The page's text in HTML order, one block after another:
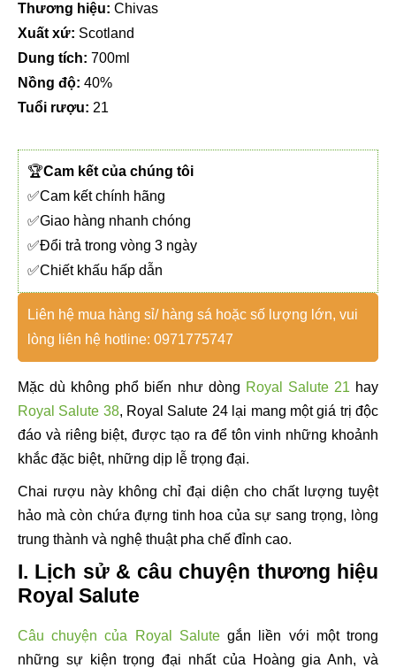
Thương hiệu: Chivas
Xuất xứ: Scotland
Dung tích: 700ml
Nồng độ: 40%
​​Tuổi rượu: 21
🏆Cam kết của chúng tôi
✅Cam kết chính hãng
✅Giao hàng nhanh chóng
✅Đổi trả trong vòng 3 ngày
✅Chiết khấu hấp dẫn
Liên hệ mua hàng sỉ/ hàng sá hoặc số lượng lớn, vui
lòng liên hệ hotline: 0971775747
Mặc dù không phổ biến như dòng Royal Salute 21 hay
Royal Salute 38, Royal Salute 24 lại mang một giá trị độc
đáo và riêng biệt, được tạo ra để tôn vinh những khoảnh
khắc đặc biệt, những dịp lễ trọng đại.
Chai rượu này không chỉ đại diện cho chất lượng tuyệt
hảo mà còn chứa đựng tinh hoa của sự sang trọng, lòng
trung thành và nghệ thuật pha chế đỉnh cao.
I. Lịch sử & câu chuyện thương hiệu
Royal Salute
Câu chuyện của Royal Salutegắn liền với một trong
những sự kiện trọng đại nhất của Hoàng gia Anh, và